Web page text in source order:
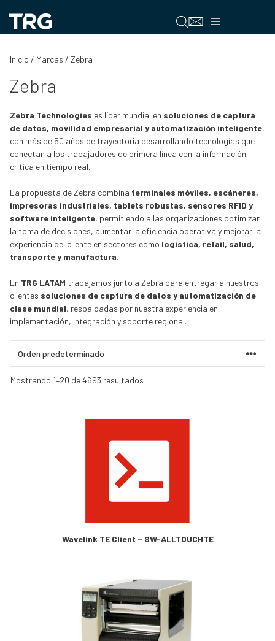
contenido
Menú
Inicio / Marcas / Zebra
Zebra
Zebra Technologies es líder mundial en soluciones de captura
de datos, movilidad empresarial y automatización inteligente,
con más de 50 años de trayectoria desarrollando tecnologías que
conectan a los trabajadores de primera línea con la información
crítica en tiempo real.
La propuesta de Zebra combina terminales móviles, escáneres,
impresoras industriales, tablets robustas, sensores RFID y
software inteligente, permitiendo a las organizaciones optimizar
la toma de decisiones, aumentar la eficiencia operativa y mejorar la
experiencia del cliente en sectores como logística, retail, salud,
transporte y manufactura.
En TRG LATAM trabajamos junto a Zebra para entregar a nuestros
clientes soluciones de captura de datos y automatización de
clase mundial, respaldadas por nuestra experiencia en
implementación, integración y soporte regional.
Mostrando 1–20 de 4693 resultados
Wavelink TE Client – SW-ALLTOUCHTE